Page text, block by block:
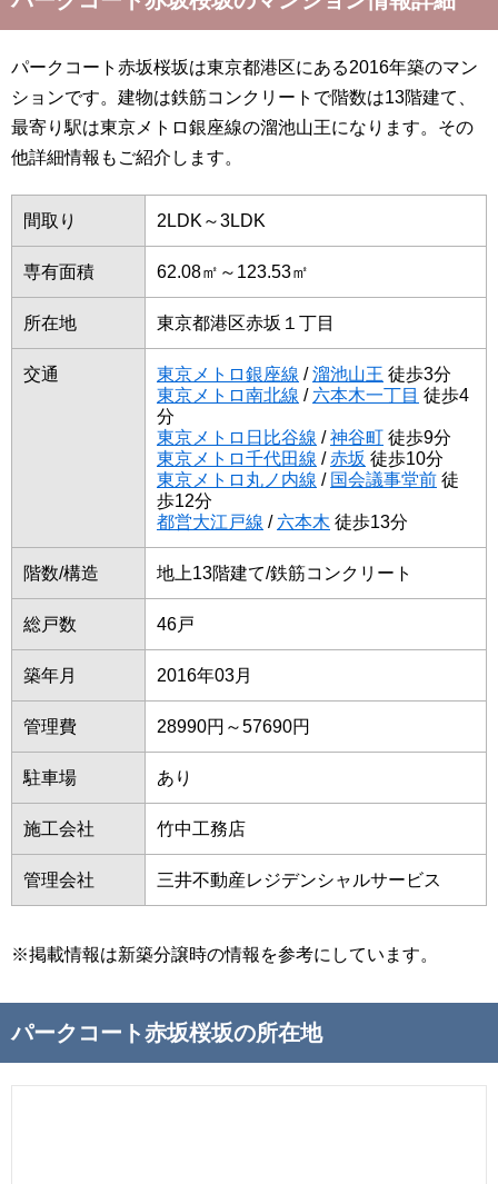
パークコート赤坂桜坂は東京都港区にある2016年築のマン
ションです。建物は鉄筋コンクリートで階数は13階建て、
最寄り駅は東京メトロ銀座線の溜池山王になります。その
他詳細情報もご紹介します。
間取り 2LDK～3LDK
専有面積 62.08㎡～123.53㎡
所在地 東京都港区赤坂１丁目
交通 東京メトロ銀座線 /溜池山王 徒歩3分
東京メトロ南北線 / 六本木一丁目 徒歩4
分
東京メトロ日比谷線 /神谷町 徒歩9分
東京メトロ千代田線 /赤坂 徒歩10分
東京メトロ丸ノ内線 / 国会議事堂前 徒
歩12分
都営大江戸線 / 六本木 徒歩13分
階数/構造 地上13階建て/鉄筋コンクリート
総戸数 46戸
築年月 2016年03月
管理費 28990円～57690円
駐車場 あり
施工会社 竹中工務店
管理会社 三井不動産レジデンシャルサービス
※掲載情報は新築分譲時の情報を参考にしています。
パークコート赤坂桜坂の所在地